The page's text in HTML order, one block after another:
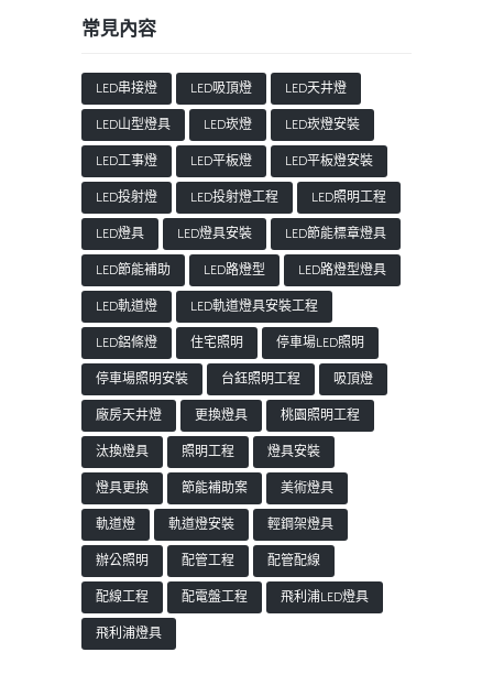
常見內容
LED串接燈 LED吸頂燈
LED天井燈
LED山型燈具
LED崁燈
LED崁燈安裝
LED工事燈
LED平板燈
LED平板燈安裝
LED投射燈
LED投射燈工程
LED照明工程
LED燈具
LED燈具安裝
LED節能標章燈具
LED節能補助
LED路燈型
LED路燈型燈具
LED軌道燈
LED軌道燈具安裝工程
LED鋁條燈
住宅照明
停車場LED照明
停車場照明安裝
台鈺照明工程
吸頂燈
廠房天井燈
更換燈具
桃園照明工程
汰換燈具
照明工程
燈具安裝
燈具更換
節能補助案
美術燈具
軌道燈
軌道燈安裝
輕鋼架燈具
辦公照明
配管工程
配管配線
配線工程
配電盤工程
飛利浦LED燈具
飛利浦燈具